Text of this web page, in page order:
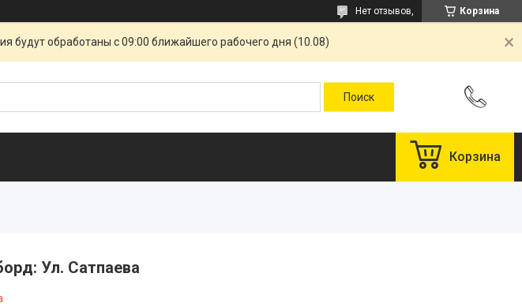
Корзина
Нет отзывов,
будут обработаны с 09:00 ближайшего рабочего дня (10.08)
Корзина
Ул. Сатпаева